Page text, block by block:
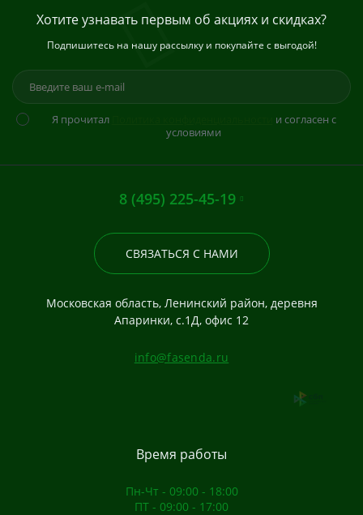
Хотите узнавать первым об акциях и скидках?
Подпишитесь на нашу рассылку и покупайте с выгодой!
Я прочитал
и согласен с
условиями
8 (495) 225-45-19
СВЯЗАТЬСЯ С НАМИ
Московская область, Ленинский район, деревня
Апаринки, с.1Д, офис 12
info@fasenda.ru
Время работы
Пн-Чт - 09:00 - 18:00
ПТ - 09:00 - 17:00